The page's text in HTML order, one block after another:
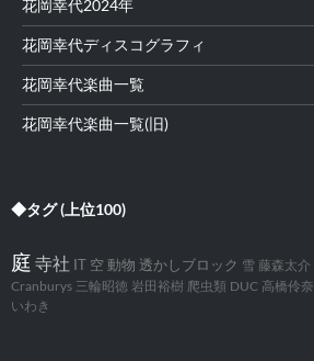
花岡幸代2024年
花岡幸代ディスコグラフィ
花岡幸代楽曲一覧
花岡幸代楽曲一覧(旧)
◆タグ (上位100)
庭 寺社 IT 空 動物 透かしブロック 雪 藤森太介
Cranburys 三輪昭徳 岩田裕樹 爬虫類 DUC 高橋伶奈
いわき